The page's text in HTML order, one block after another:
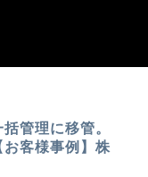
States (English)
管理に移管。
客様事例】株